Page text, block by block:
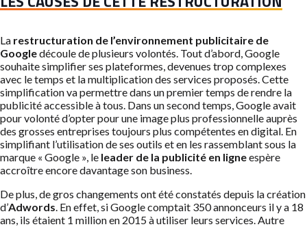
La restructuration de l’environnement publicitaire de
Googledécoule de plusieurs volontés. Tout d’abord, Google
souhaite simplifier ses plateformes, devenues trop complexes
avec le temps et la multiplication des services proposés. Cette
simplification va permettre dans un premier temps de rendre la
publicité accessible à tous. Dans un second temps, Google avait
pour volonté d’opter pour une image plus professionnelle auprès
des grosses entreprises toujours plus compétentes en digital. En
simplifiant l’utilisation de ses outils et en les rassemblant sous la
marque « Google », le leader de la publicité en ligneespère
accroître encore davantage son business.
De plus, de gros changements ont été constatés depuis la création
d’Adwords. En effet, si Google comptait 350 annonceurs il y a 18
ans, ils étaient 1 million en 2015 à utiliser leurs services. Autre